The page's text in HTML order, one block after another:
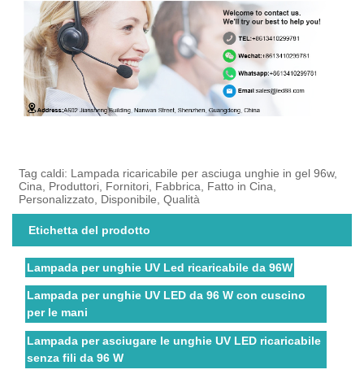
Tag caldi: Lampada ricaricabile per asciuga unghie in gel 96w,
Cina, Produttori, Fornitori, Fabbrica, Fatto in Cina,
Personalizzato, Disponibile, Qualità
Etichetta del prodotto
Lampada per unghie UV Led ricaricabile da 96W
Lampada per unghie UV LED da 96 W con cuscino
per le mani
Lampada per asciugare le unghie UV LED ricaricabile
senza fili da 96 W